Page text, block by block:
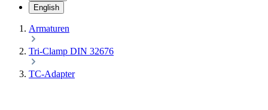
English
Armaturen
Tri-Clamp DIN 32676
TC-Adapter